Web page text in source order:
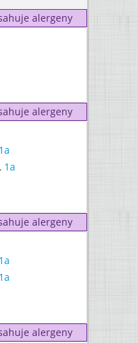
alergeny
alergeny
1a
1a
alergeny
1a
1a
alergeny